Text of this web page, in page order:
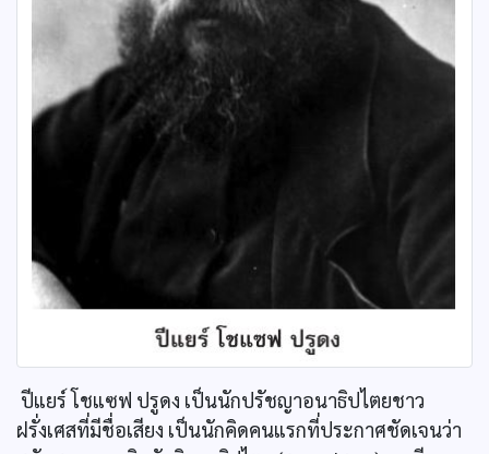
ปีแยร์ โชแซฟ ปรูดง เป็นนักปรัชญาอนาธิปไตยชาว
ฝรั่งเศสที่มีชื่อเสียง เป็นนักคิดคนแรกที่ประกาศชัดเจนว่า